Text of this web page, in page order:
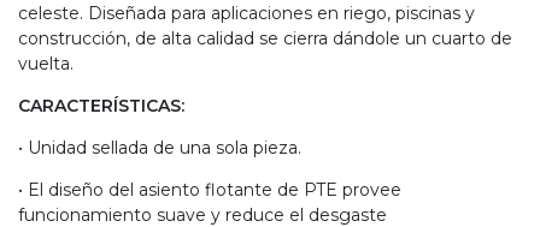
celeste. Diseñada para aplicaciones en riego, piscinas y
construcción, de alta calidad se cierra dándole un cuarto de
vuelta.
CARACTERÍSTICAS:
• Unidad sellada de una sola pieza.
• El diseño del asiento flotante de PTE provee
funcionamiento suave y reduce el desgaste